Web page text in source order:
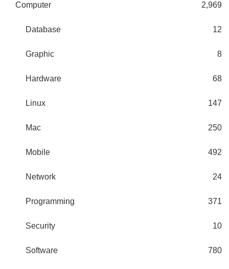
Computer 2,969
Database 12
Graphic 8
Hardware 68
Linux 147
Mac 250
Mobile 492
Network 24
Programming 371
Security 10
Software 780